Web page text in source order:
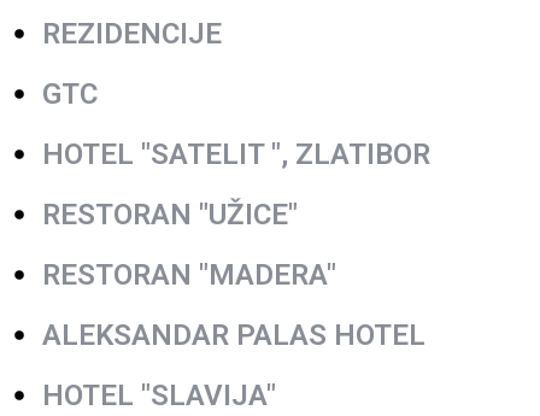
REZIDENCIJE
GTC
HOTEL "SATELIT ", ZLATIBOR
RESTORAN "UŽICE"
RESTORAN "MADERA"
ALEKSANDAR PALAS HOTEL
HOTEL "SLAVIJA"